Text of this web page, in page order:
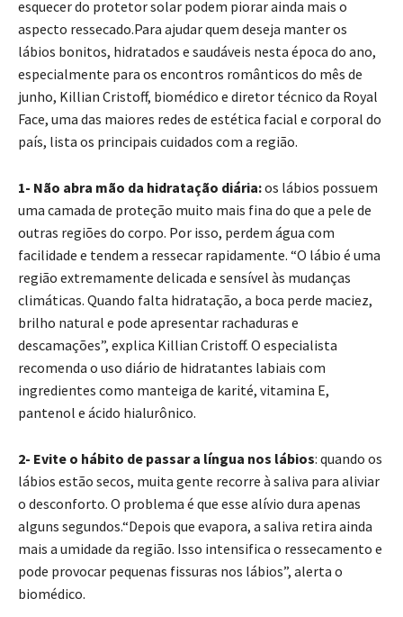
esquecer do protetor solar podem piorar ainda mais o
aspecto ressecado.Para ajudar quem deseja manter os
lábios bonitos, hidratados e saudáveis nesta época do ano,
especialmente para os encontros românticos do mês de
junho, Killian Cristoff, biomédico e diretor técnico da Royal
Face, uma das maiores redes de estética facial e corporal do
país, lista os principais cuidados com a região.
1- Não abra mão da hidratação diária:os lábios possuem
uma camada de proteção muito mais fina do que a pele de
outras regiões do corpo. Por isso, perdem água com
facilidade e tendem a ressecar rapidamente. “O lábio é uma
região extremamente delicada e sensível às mudanças
climáticas. Quando falta hidratação, a boca perde maciez,
brilho natural e pode apresentar rachaduras e
descamações”, explica Killian Cristoff. O especialista
recomenda o uso diário de hidratantes labiais com
ingredientes como manteiga de karité, vitamina E,
pantenol e ácido hialurônico.
2- Evite o hábito de passar a língua nos lábios: quando os
lábios estão secos, muita gente recorre à saliva para aliviar
o desconforto. O problema é que esse alívio dura apenas
alguns segundos.“Depois que evapora, a saliva retira ainda
mais a umidade da região. Isso intensifica o ressecamento e
pode provocar pequenas fissuras nos lábios”, alerta o
biomédico.